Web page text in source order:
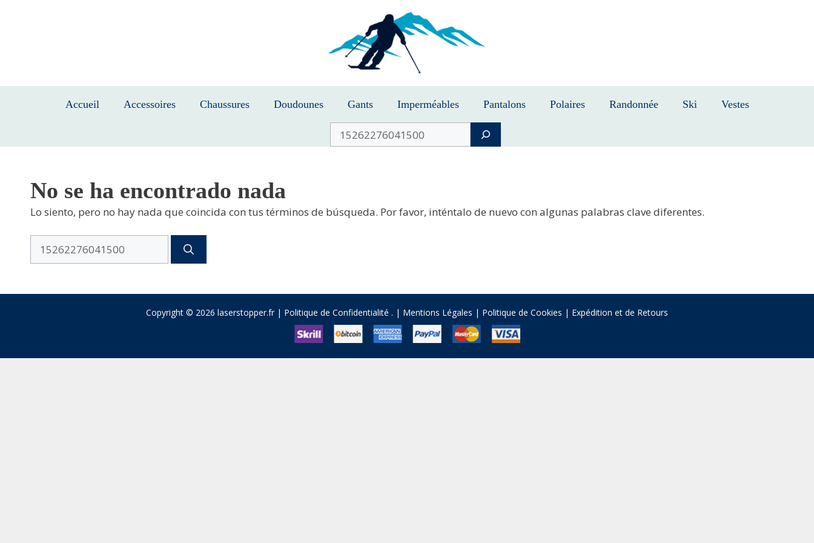
Accueil Accessoires Chaussures Doudounes Gants Imperméables Pantalons Polaires Randonnée Ski Vestes
Buscar
No se ha encontrado nada
Lo siento, pero no hay nada que coincida con tus términos de búsqueda. Por favor, inténtalo de nuevo con algunas palabras clave diferentes.
Copyright © 2026 laserstopper.fr | Politique de Confidentialité . | Mentions Légales | Politique de Cookies | Expédition et de Retours